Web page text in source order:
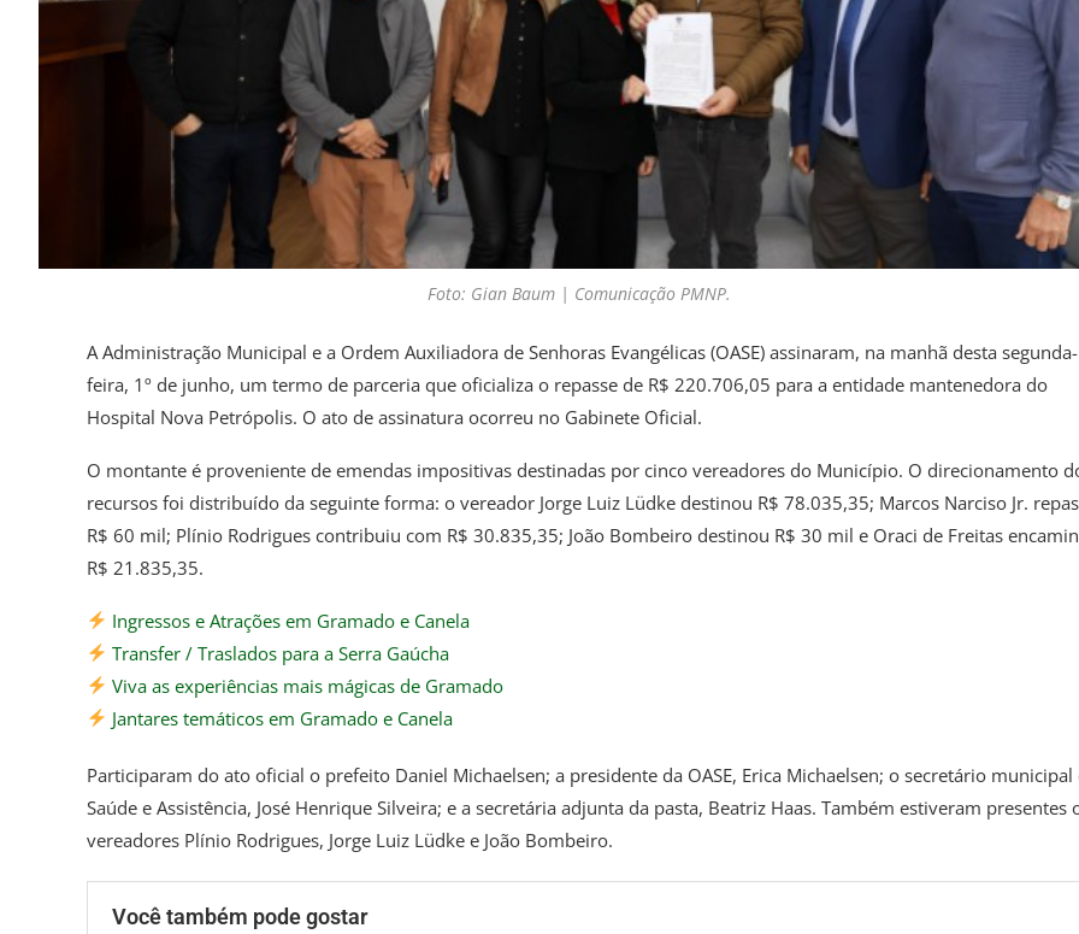
Foto: Gian Baum | Comunicação PMNP.
A Administração Municipal e a Ordem Auxiliadora de Senhoras Evangélicas (OASE) assinaram, na manhã desta segunda-
feira, 1º de junho, um termo de parceria que oficializa o repasse de R$ 220.706,05 para a entidade mantenedora do
Hospital Nova Petrópolis. O ato de assinatura ocorreu no Gabinete Oficial.
O montante é proveniente de emendas impositivas destinadas por cinco vereadores do Município. O direcionamento
recursos foi distribuído da seguinte forma: o vereador Jorge Luiz Lüdke destinou R$ 78.035,35; Marcos Narciso Jr.
R$ 60 mil; Plínio Rodrigues contribuiu com R$ 30.835,35; João Bombeiro destinou R$ 30 mil e Oraci de Freitas
R$ 21.835,35.
Ingressos e Atrações em Gramado e Canela
Transfer / Traslados para a Serra Gaúcha
Viva as experiências mais mágicas de Gramado
Jantares temáticos em Gramado e Canela
Participaram do ato oficial o prefeito Daniel Michaelsen; a presidente da OASE, Erica Michaelsen; o secretário municipal
Saúde e Assistência, José Henrique Silveira; e a secretária adjunta da pasta, Beatriz Haas. Também estiveram presentes
vereadores Plínio Rodrigues, Jorge Luiz Lüdke e João Bombeiro.
Você também pode gostar